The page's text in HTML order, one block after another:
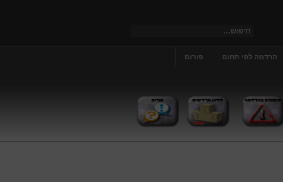
הרדמה לפי תחום
פורום